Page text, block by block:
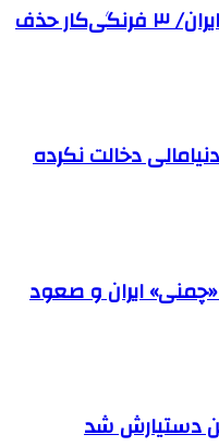
شانس یک مدال طلا برای ایران/ ۳ فرنگی‌کار حذف
دخالت نکرده
ایران و صعود
دستیارش شد